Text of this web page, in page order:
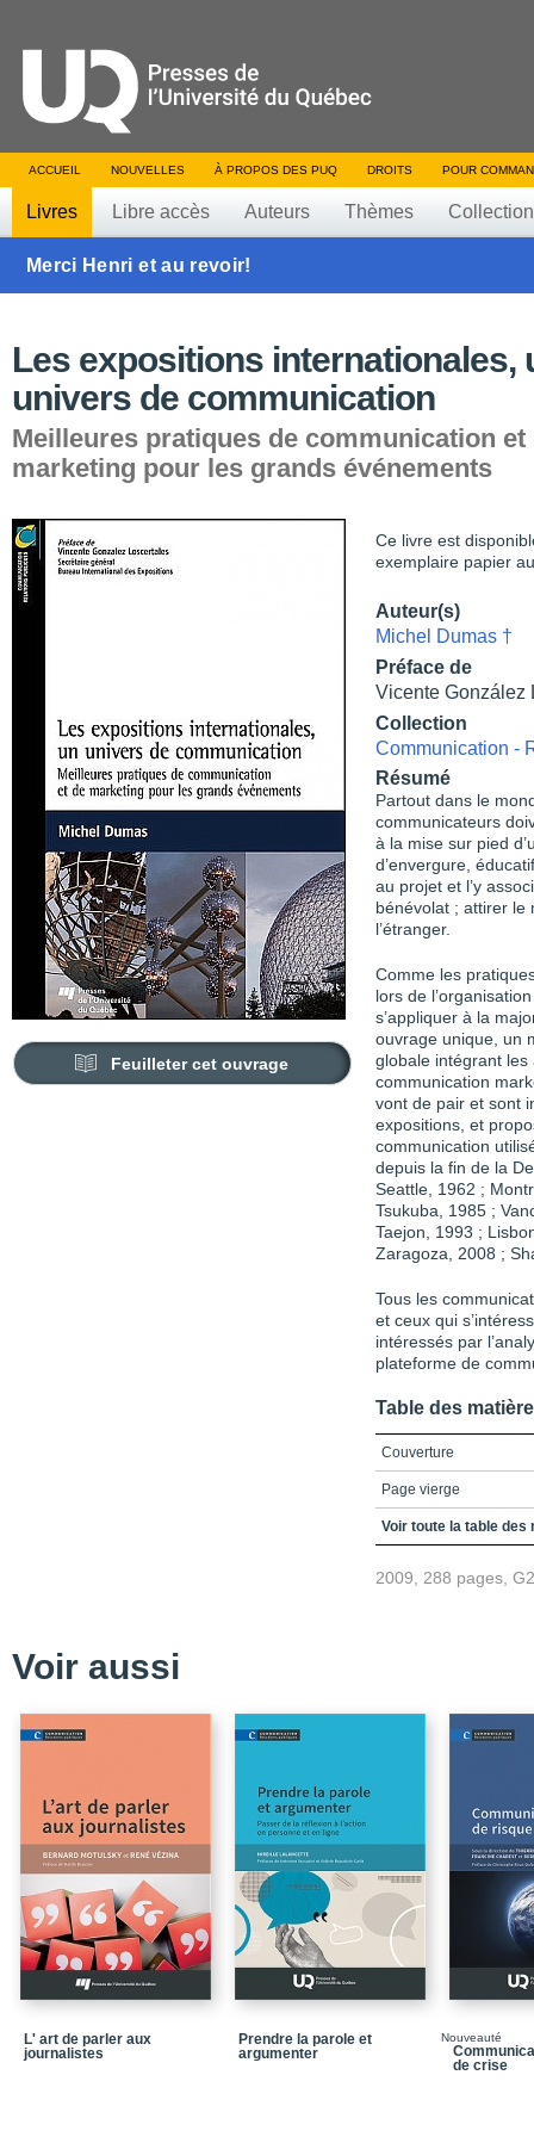
ACCUEIL NOUVELLES À PROPOS DES PUQ DROITS POUR
Livres Libre accès Auteurs Thèmes
Merci Henri et au revoir!
Les expositions internationales,
univers de communication
Meilleures pratiques de communication et
marketing pour les grands événements
Feuilleter cet ouvrage
Ce livre est
exemplaire papier
Auteur(s)
Michel Dumas †
Préface de
Vicente González
Collection
Communication -
Résumé
Partout dans le
communicateurs
à la mise sur pied
d’envergure,
au projet et l’y
bénévolat ; attirer le
l’étranger.
Comme les
lors de
s’appliquer à la
ouvrage unique, un
globale intégrant
communication
vont de pair et sont
expositions, et
communication
depuis la fin de la
Seattle, 1962 ;
Tsukuba, 1985 ;
Taejon, 1993 ;
Zaragoza, 2008 ;
Tous les
et ceux qui
intéressés par
plateforme de
Table des
Couverture
Page vierge
Page vierge
Voir toute la table des
2009, 288 pages,
Voir aussi
L' art de parler aux
journalistes
Prendre la parole et
argumenter
Nouveauté
de crise